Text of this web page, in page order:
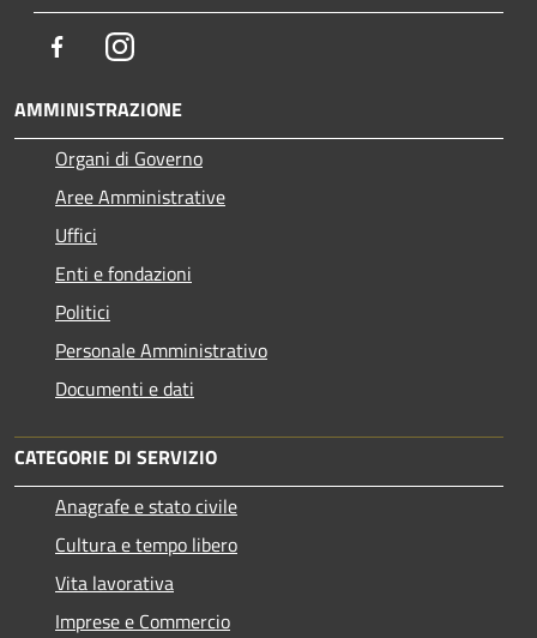
FacebookInstagram
AMMINISTRAZIONE
Organi di Governo
Aree Amministrative
Uffici
Enti e fondazioni
Politici
Personale Amministrativo
Documenti e dati
CATEGORIE DI SERVIZIO
Anagrafe e stato civile
Cultura e tempo libero
Vita lavorativa
Imprese e Commercio